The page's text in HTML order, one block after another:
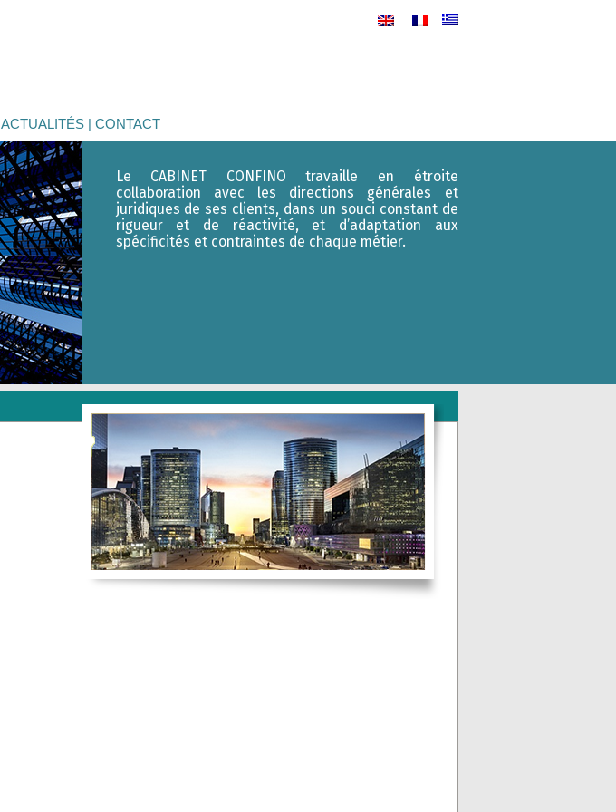
ACTUALITÉS CONTACT
Le CABINET CONFINO travaille en étroite
collaboration avec les directions générales et
juridiques de ses clients, dans un souci constant de
rigueur et de réactivité, et d’adaptation aux
spécificités et contraintes de chaque métier.